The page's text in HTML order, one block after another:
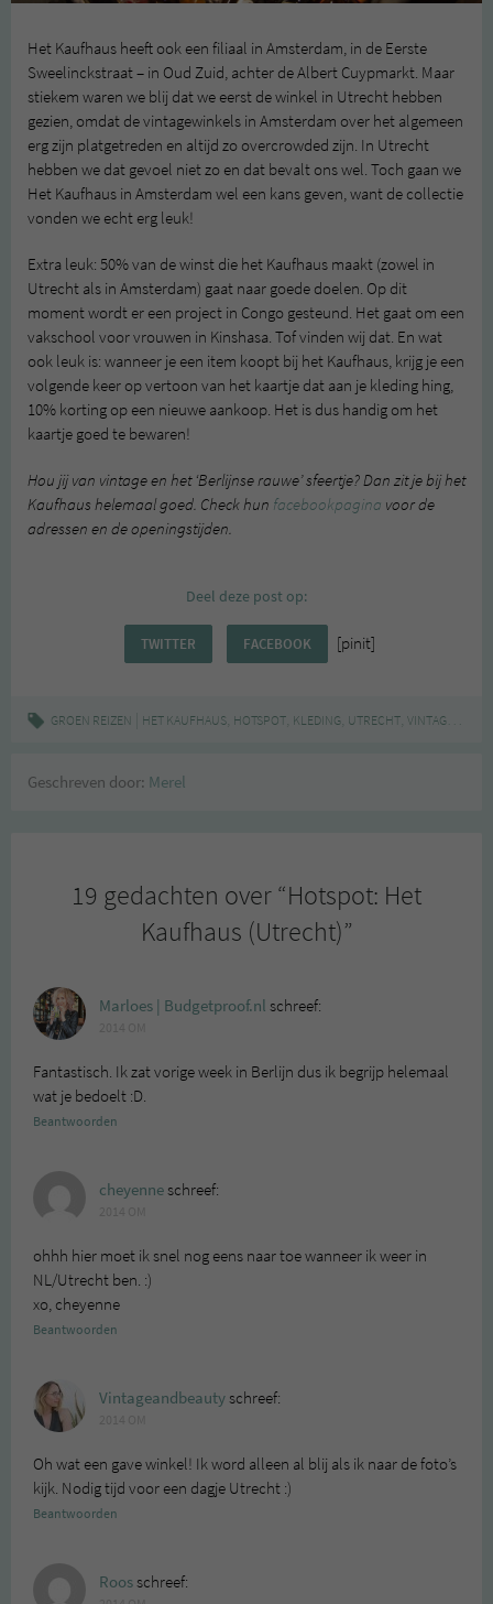
Het Kaufhaus heeft ook een filiaal in Amsterdam, in de Eerste
Sweelinckstraat – in Oud Zuid, achter de Albert Cuypmarkt. Maar
stiekem waren we blij dat we eerst de winkel in Utrecht hebben
gezien, omdat de vintagewinkels in Amsterdam over het algemeen
erg zijn platgetreden en altijd zo overcrowded zijn. In Utrecht
hebben we dat gevoel niet zo en dat bevalt ons wel. Toch gaan we
Het Kaufhaus in Amsterdam wel een kans geven, want de collectie
vonden we echt erg leuk!
Extra leuk: 50% van de winst die het Kaufhaus maakt (zowel in
Utrecht als in Amsterdam) gaat naar goede doelen. Op dit
moment wordt er een project in Congo gesteund. Het gaat om een
vakschool voor vrouwen in Kinshasa. Tof vinden wij dat. En wat
ook leuk is: wanneer je een item koopt bij het Kaufhaus, krijg je een
volgende keer op vertoon van het kaartje dat aan je kleding hing,
10% korting op een nieuwe aankoop. Het is dus handig om het
kaartje goed te bewaren!
Hou jij van vintage en het ‘Berlijnse rauwe’ sfeertje? Dan zit je bij het
Kaufhaus helemaal goed. Check hun facebookpagina voor de
adressen en de openingstijden.
Deel deze post op:
TWITTER FACEBOOK [pinit]
GROEN REIZEN HET KAUFHAUS, HOTSPOT, KLEDING, UTRECHT, VINTAGE
Geschreven door: Merel
19 gedachten over “Hotspot: Het
Kaufhaus (Utrecht)”
Marloes | Budgetproof.nl schreef:
Fantastisch. Ik zat vorige week in Berlijn dus ik begrijp helemaal
wat je bedoelt :D.
Beantwoorden
cheyenneschreef:
ohhh hier moet ik snel nog eens naar toe wanneer ik weer in
NL/Utrecht ben. :)
xo, cheyenne
Beantwoorden
Vintageandbeautyschreef:
Oh wat een gave winkel! Ik word alleen al blij als ik naar de foto’s
kijk. Nodig tijd voor een dagje Utrecht :)
Beantwoorden
Roosschreef: